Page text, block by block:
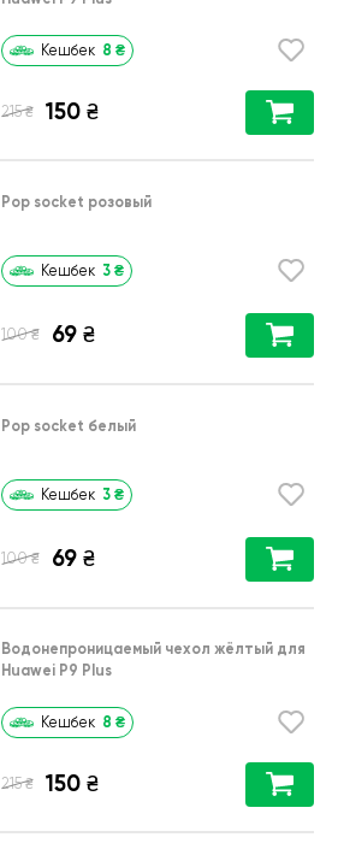
Кешбек 8 ₴
215 ₴ 150 ₴
Pop socket розовый
Кешбек 3 ₴
100 ₴ 69 ₴
Pop socket белый
Кешбек 3 ₴
100 ₴ 69 ₴
Водонепроницаемый чехол жёлтый для
Huawei P9 Plus
Кешбек 8 ₴
215 ₴ 150 ₴